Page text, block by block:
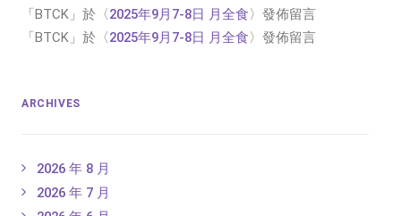
「BTCK 」於〈2025年9月7-8日 月全食〉發佈留言
「BTCK 」於〈2025年9月7-8日 月全食〉發佈留言
ARCHIVES
2026 年 8 月
2026 年 7 月